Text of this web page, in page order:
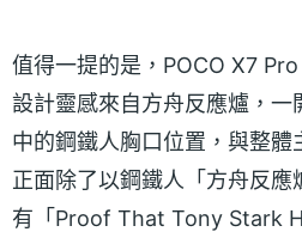
值得一提的是，POCO X7
設計靈感來自方舟反應爐，一
中的鋼鐵人胸口位置，與整
正面除了以鋼鐵人「方舟反應
有「Proof That Tony Stark